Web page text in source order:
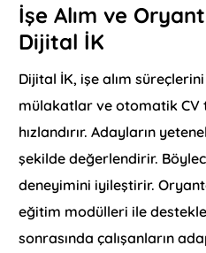
İşe Alım ve
Dijital İK
Dijital İK, işe alım
mülakatlar ve otomatik
hızlandırır. Adayların
şekilde değerlendirir.
deneyimini iyileştirir.
eğitim modülleri ile
sonrasında çalışanların